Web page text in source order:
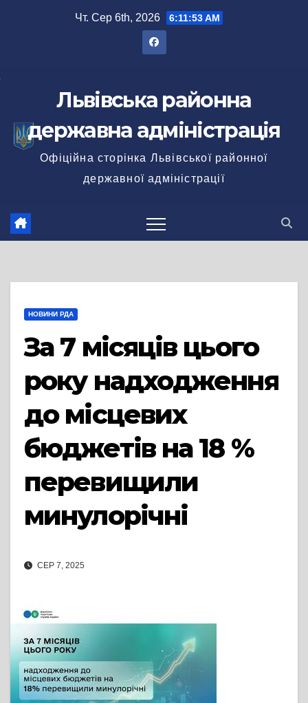
Чт. Сер 6th, 2026 6:11:54 AM
Львівська районна
державна адміністрація
Офіційна сторінка Львівської районної
державної адміністрації
НОВИНИ РДА
За 7 місяців цього
року надходження
до місцевих
бюджетів на 18 %
перевищили
минулорічні
СЕР 7, 2025